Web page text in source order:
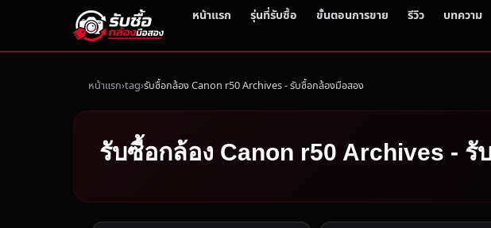
หน้าแรก รุ่นที่รับซื้อ ขั้นตอนการขาย รีวิว บทความ
หน้าแรก tag รับซื้อกล้อง Canon r50 Archives - รับซื้อกล้องมือสอง
รับซื้อกล้อง Canon r50 Archives - รั